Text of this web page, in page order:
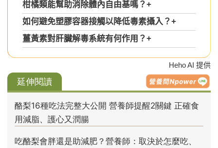
柑橘類能幫助消除體內自由基嗎？+
如何避免塑膠容器接觸以降低毒素攝入？+
薑黃素對肝臟解毒系統有何作用？+
Heho AI 提供